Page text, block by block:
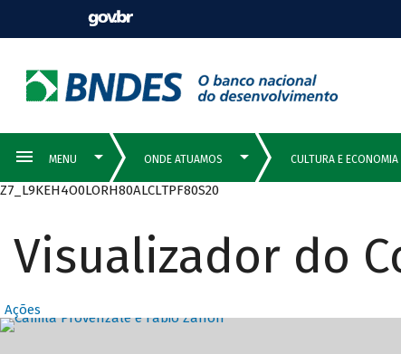
Z7_L9KEH4O0LORH80ALCLTPF80S20
Visualizador do
Ações